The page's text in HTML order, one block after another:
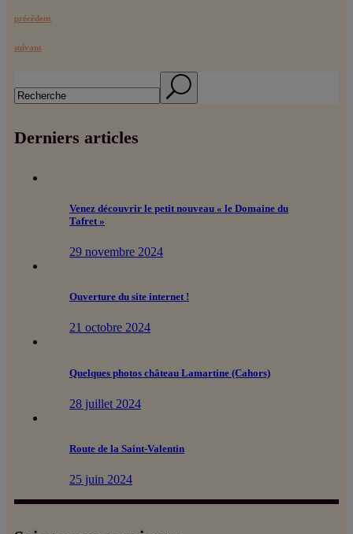
précédent
suivant
Derniers articles
Venez découvrir le petit nouveau « le Domaine du
Tafret »
29 novembre 2024
Ouverture du site internet !
21 octobre 2024
Quelques photos château Lamartine (Cahors)
28 juillet 2024
Route de la Saint-Valentin
25 juin 2024